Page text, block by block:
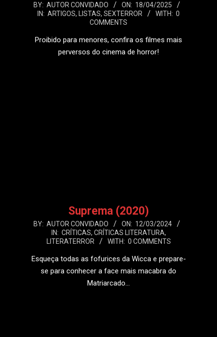
2025-
04-
BY: AUTOR CONVIDADO ON: 18/04/2025
IN: ARTIGOS, LISTAS, SEXTERROR WITH: 0
COMMENTS
Proibido para menores, confira os filmes mais
perversos do cinema de horror!
Suprema (2020)
2024-
BY: AUTOR CONVIDADO ON: 12/03/2024
IN: CRÍTICAS, CRÍTICAS LITERATURA,
LITERATERROR
WITH: 0 COMMENTS
Esqueça todas as fofurices da Wicca e prepare-
se para conhecer a face mais macabra do
Matriarcado…